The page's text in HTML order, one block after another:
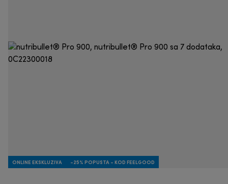
ONLINE EKSKLUZIVA -25% POPUSTA - KOD FEELGOOD